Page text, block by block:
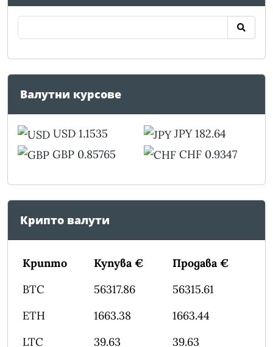
Валутни курсове
USD 1.1535
GBP 0.85765
JPY 182.64
CHF 0.9347
Крипто валути
Крипто Купува €
Продава €
BTC
56317.86
56315.61
ETH
1663.38
1663.44
LTC
39.63 39.63